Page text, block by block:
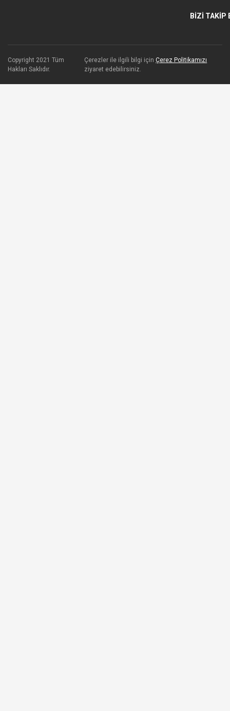
BİZİ TAKİP
Copyright 2021 Tüm
Hakları Saklıdır.
Çerezler ile ilgili bilgi içinÇerez Politikamızı
ziyaret edebilirsiniz.